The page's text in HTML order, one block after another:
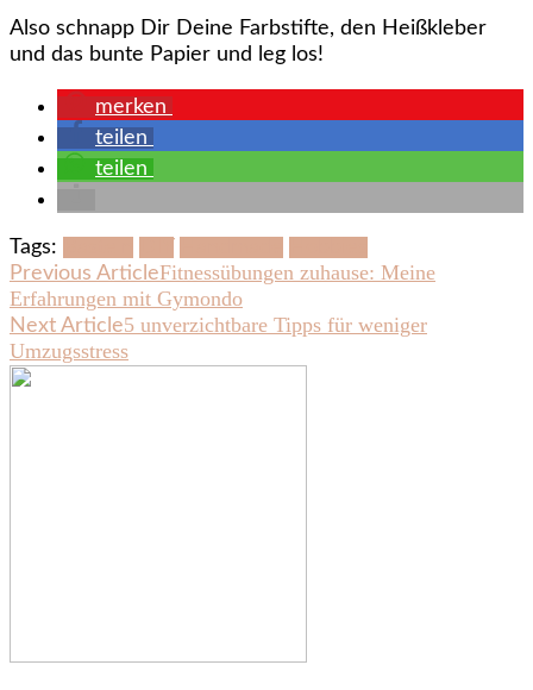
Also schnapp Dir Deine Farbstifte, den Heißkleber
und das bunte Papier und leg los!
merken
teilen
teilen
Tags:
Post
Navigation
Previous ArticleFitnessübungen zuhause: Meine
Erfahrungen mit Gymondo
Next Article5 unverzichtbare Tipps für weniger
Umzugsstress